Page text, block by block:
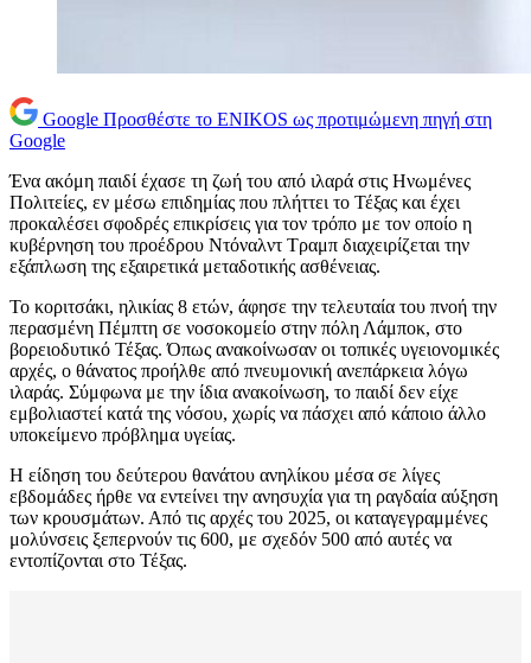
Google Προσθέστε το ENIKOS ως προτιμώμενη πηγή στη
Google
Ένα ακόμη παιδί έχασε τη ζωή του από ιλαρά στις Ηνωμένες
Πολιτείες, εν μέσω επιδημίας που πλήττει το Τέξας και έχει
προκαλέσει σφοδρές επικρίσεις για τον τρόπο με τον οποίο η
κυβέρνηση του προέδρου Ντόναλντ Τραμπ διαχειρίζεται την
εξάπλωση της εξαιρετικά μεταδοτικής ασθένειας.
Το κοριτσάκι, ηλικίας 8 ετών, άφησε την τελευταία του πνοή την
περασμένη Πέμπτη σε νοσοκομείο στην πόλη Λάμποκ, στο
βορειοδυτικό Τέξας. Όπως ανακοίνωσαν οι τοπικές υγειονομικές
αρχές, ο θάνατος προήλθε από πνευμονική ανεπάρκεια λόγω
ιλαράς. Σύμφωνα με την ίδια ανακοίνωση, το παιδί δεν είχε
εμβολιαστεί κατά της νόσου, χωρίς να πάσχει από κάποιο άλλο
υποκείμενο πρόβλημα υγείας.
Η είδηση του δεύτερου θανάτου ανηλίκου μέσα σε λίγες
εβδομάδες ήρθε να εντείνει την ανησυχία για τη ραγδαία αύξηση
των κρουσμάτων. Από τις αρχές του 2025, οι καταγεγραμμένες
μολύνσεις ξεπερνούν τις 600, με σχεδόν 500 από αυτές να
εντοπίζονται στο Τέξας.